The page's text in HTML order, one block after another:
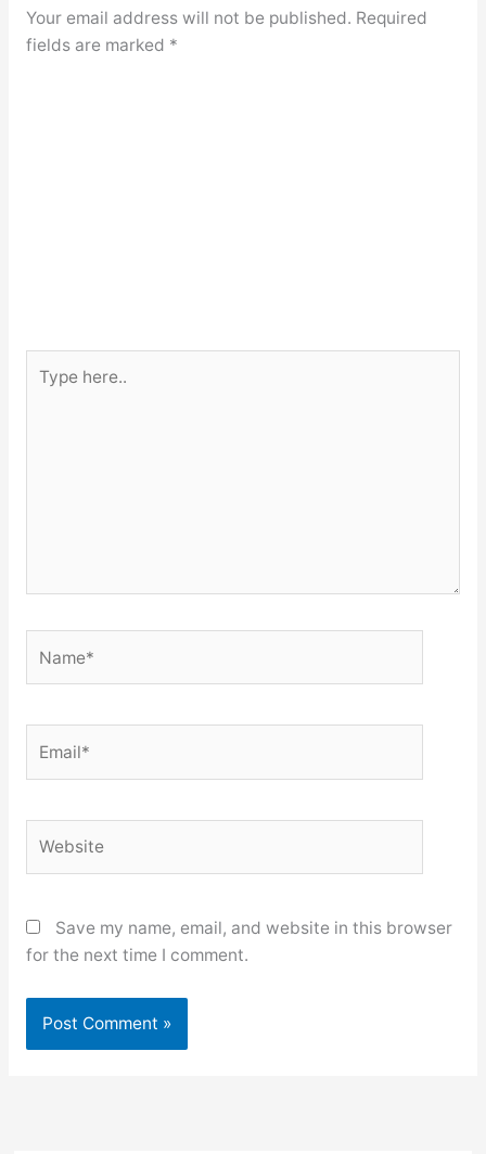
Your email address will not be published. Required
fields are marked *
here..
Save my name, email, and website in this browser
for the next time I comment.